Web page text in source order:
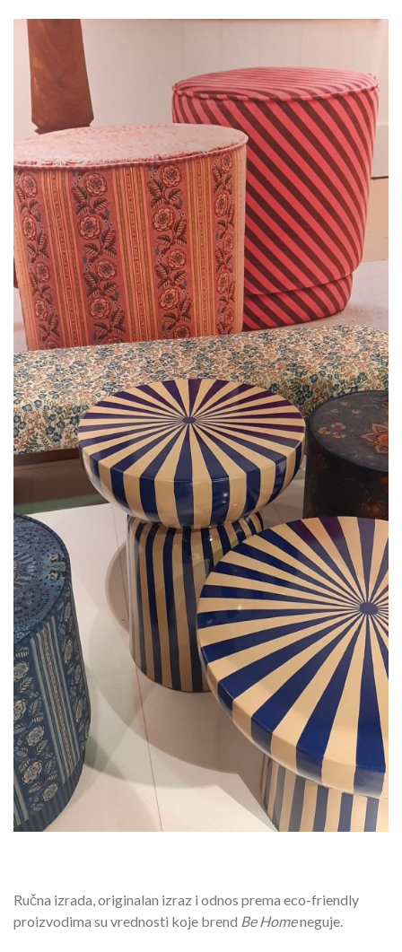
Ručna izrada, originalan izraz i odnos prema eco-friendly
proizvodima su vrednosti koje brend Be Homeneguje.